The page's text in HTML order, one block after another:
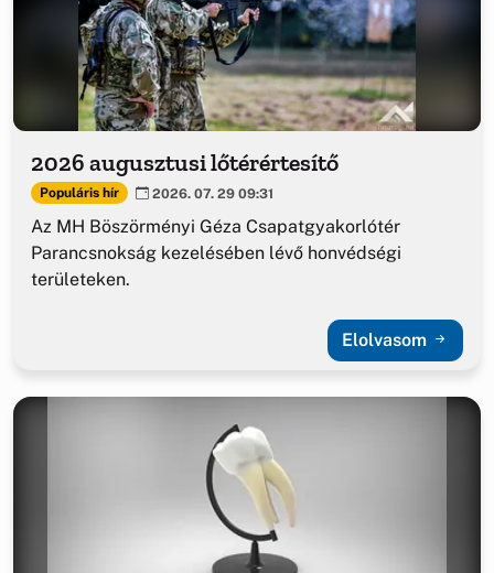
2026 augusztusi lőtérértesítő
Populáris hír 2026. 07. 29 09:31
Az MH Böszörményi Géza Csapatgyakorlótér
Parancsnokság kezelésében lévő honvédségi
területeken.
Elolvasom